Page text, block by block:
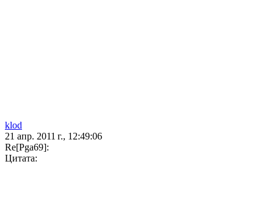
klod
21 апр. 2011 г., 12:49:06
Re[Pga69]:
Цитата: